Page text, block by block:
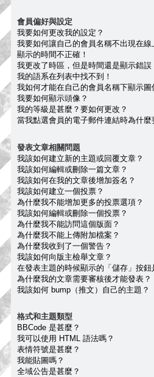
會員偏好與設定
我要如何更改我的設定？
我要如何讓自己的會員名稱不出現在線
顯示的時間不正確！
我更改了時區，但是時間還是顯示錯誤
我的語系在列表中找不到！
我如何才能在自己的會員名稱下顯示圖
我要如何顯示頭像？
我的等級是甚麼？要如何更改？
當我點選會員的電子郵件連結時為什麼
發表文章相關問題
我該如何建立新的主題或回覆文章？
我該如何編輯或刪除一篇文章？
我該如何在我的文章後增加簽名？
我該如何建立一個投票？
為什麼我不能增加更多的投票選項？
我該如何編輯或刪除一個投票？
為什麼我不能訪問這個版面？
為什麼我不能上傳附加檔案？
為什麼我收到了一個警告？
我該如何向版主檢舉文章？
在發表主題的時候顯示的「儲存」按鈕
為什麼我的文章需要審核後才能發表？
我該如何 bump（推文）自己的主題？
格式和主題類型
BBCode 是甚麼？
我可以使用 HTML 語法嗎？
表情符號是甚麼？
我能貼圖嗎？
全域公告是甚麼？